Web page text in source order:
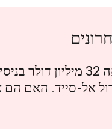
אייפאק הוציאה 32 מיליון דולר
אל-סייד. האם הם